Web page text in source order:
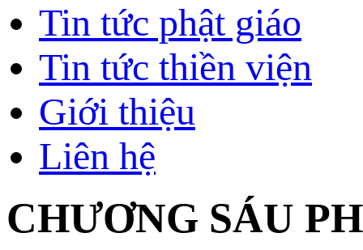
Tin tức phật giáo
Tin tức thiền viện
Giới thiệu
Liên hệ
CHƯƠNG SÁU